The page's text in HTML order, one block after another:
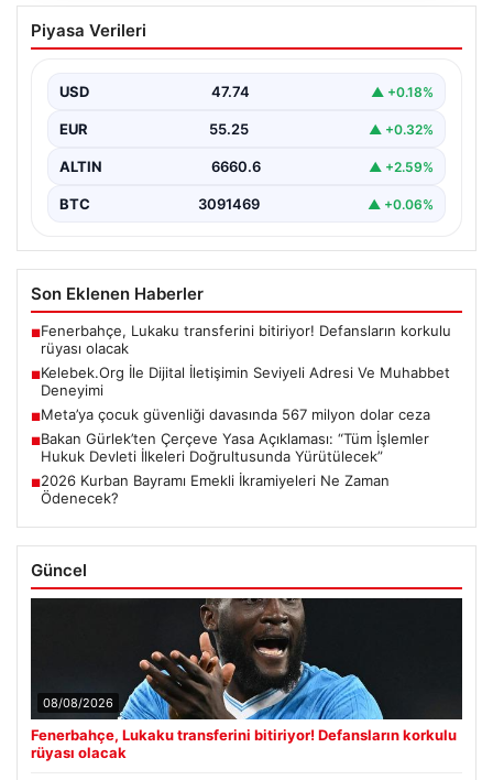
Kelebek.Org İle Dijital İletişimin Seviyeli
Adresi Ve Muhabbet Deneyimi
kurması büyük bir hassasiyet ifade etmektedir.
Günümüzde…
Piyasa Verileri
USD 47.74 ▲ +0.18%
EUR 55.25 ▲ +0.32%
ALTIN 6660.6 ▲ +2.59%
BTC 3091469 ▲ +0.06%
Son Eklenen Haberler
■Fenerbahçe, Lukaku transferini bitiriyor! Defansların korkulu
rüyası olacak
■Kelebek.Org İle Dijital İletişimin Seviyeli Adresi Ve Muhabbet
Deneyimi
■Meta’ya çocuk güvenliği davasında 567 milyon dolar ceza
■Bakan Gürlek’ten Çerçeve Yasa Açıklaması: “Tüm İşlemler
Hukuk Devleti İlkeleri Doğrultusunda Yürütülecek”
■2026 Kurban Bayramı Emekli İkramiyeleri Ne Zaman
Ödenecek?
Güncel
08/08/2026
Fenerbahçe, Lukaku transferini bitiriyor! Defansların korkulu
rüyası olacak